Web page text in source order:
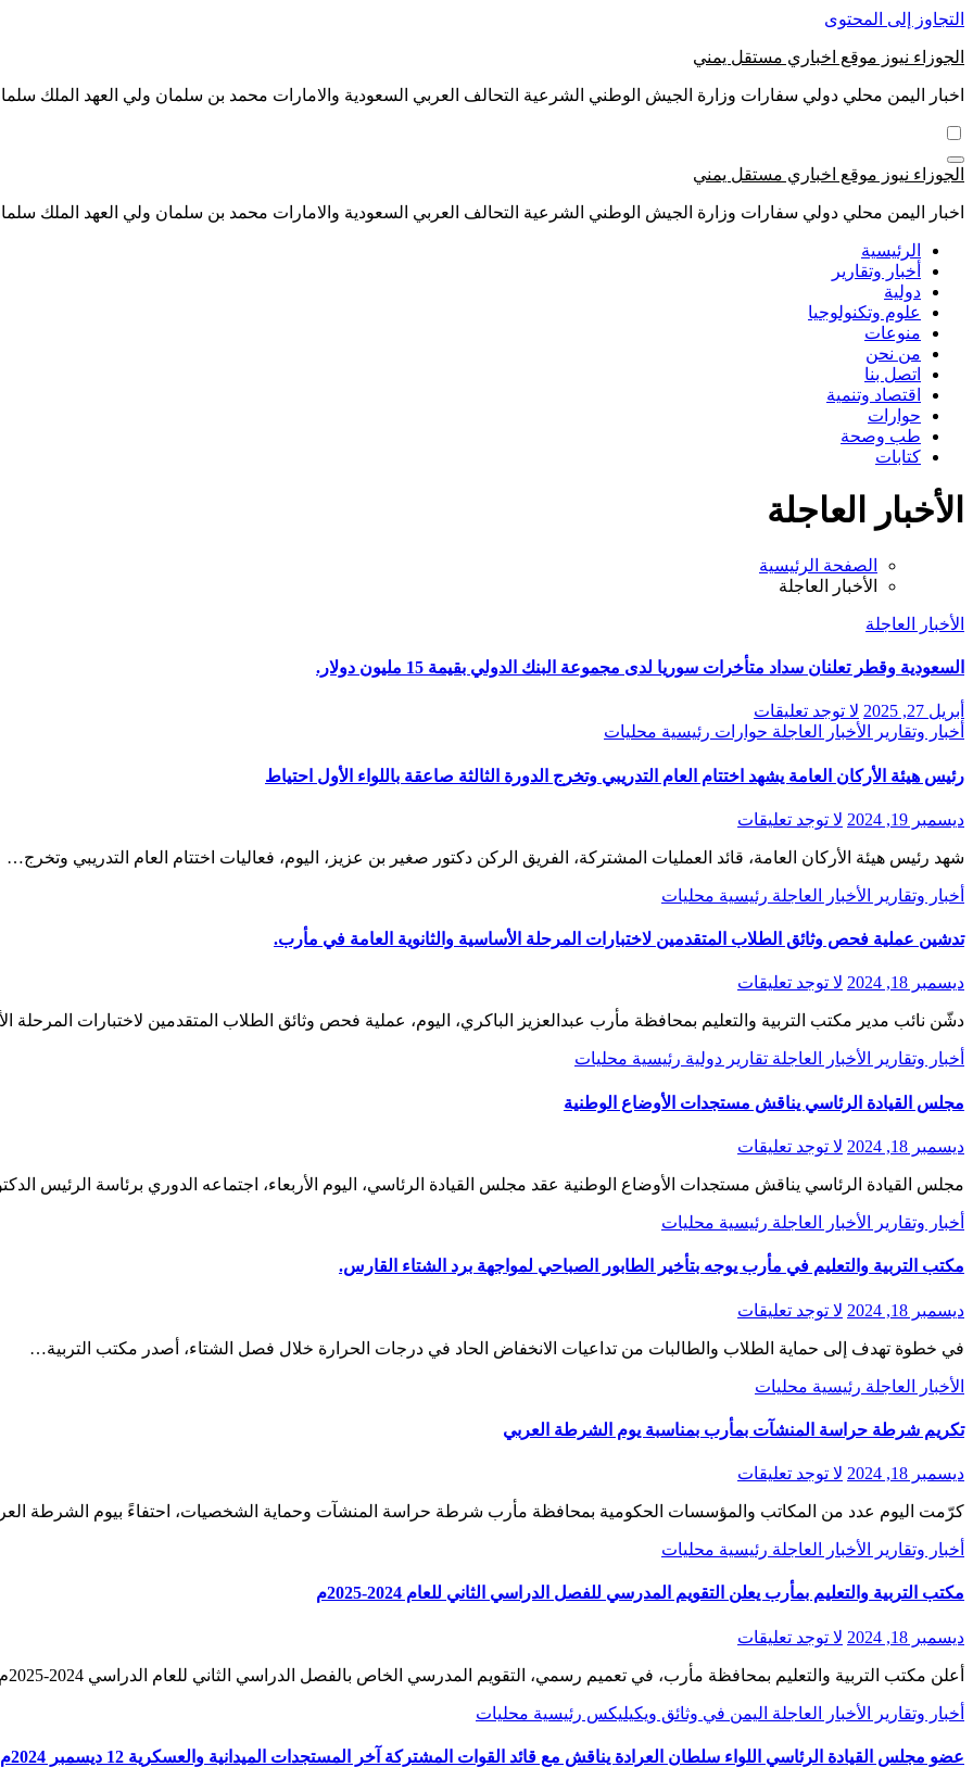
التجاوز إلى المحتوى
الجوزاء نيوز موقع اخباري مستقل يمني
اخبار اليمن محلي دولي سفارات وزارة الجيش الوطني الشرعية التحالف العربي السعودية والامارات محمد بن سلمان ولي العهد الملك
الجوزاء نيوز موقع اخباري مستقل يمني
اخبار اليمن محلي دولي سفارات وزارة الجيش الوطني الشرعية التحالف العربي السعودية والامارات محمد بن سلمان ولي العهد الملك
الرئيسية
أخبار وتقارير
دولية
علوم وتكنولوجيا
منوعات
من نحن
اتصل بنا
اقتصاد وتنمية
حوارات
طب وصحة
كتابات
الأخبار العاجلة
الصفحة الرئيسية
الأخبار العاجلة
الأخبار العاجلة
السعودية وقطر تعلنان سداد متأخرات سوريا لدى مجموعة البنك الدولي بقيمة 15 مليون دولار.
أبريل 27, 2025
لا توجد تعليقات
أخبار وتقارير
الأخبار العاجلة حوارات رئيسية محليات
رئيس هيئة الأركان العامة يشهد اختتام العام التدريبي وتخرج الدورة الثالثة صاعقة باللواء الأول احتياط
ديسمبر 19, 2024 لا توجد تعليقات
شهد رئيس هيئة الأركان العامة، قائد العمليات المشتركة، الفريق الركن دكتور صغير بن عزيز، اليوم، فعاليات اختتام العام التدريبي وتخرج…
أخبار وتقارير الأخبار العاجلة رئيسية محليات
تدشين عملية فحص وثائق الطلاب المتقدمين لاختبارات المرحلة الأساسية والثانوية العامة في مأرب.
ديسمبر 18, 2024 لا توجد تعليقات
دشّن نائب مدير مكتب التربية والتعليم بمحافظة مأرب عبدالعزيز الباكري، اليوم، عملية فحص وثائق الطلاب المتقدمين لاختبارات المرحلة
أخبار وتقارير الأخبار العاجلة تقارير دولية رئيسية محليات
مجلس القيادة الرئاسي يناقش مستجدات الأوضاع الوطنية
ديسمبر 18, 2024 لا توجد تعليقات
مجلس القيادة الرئاسي يناقش مستجدات الأوضاع الوطنية عقد مجلس القيادة الرئاسي، اليوم الأربعاء، اجتماعه الدوري برئاسة الرئيس
أخبار وتقارير الأخبار العاجلة رئيسية محليات
مكتب التربية والتعليم في مأرب يوجه بتأخير الطابور الصباحي لمواجهة برد الشتاء القارس.
ديسمبر 18, 2024 لا توجد تعليقات
في خطوة تهدف إلى حماية الطلاب والطالبات من تداعيات الانخفاض الحاد في درجات الحرارة خلال فصل الشتاء، أصدر مكتب التربية…
الأخبار العاجلة رئيسية محليات
تكريم شرطة حراسة المنشآت بمأرب بمناسبة يوم الشرطة العربي
ديسمبر 18, 2024 لا توجد تعليقات
كرّمت اليوم عدد من المكاتب والمؤسسات الحكومية بمحافظة مأرب شرطة حراسة المنشآت وحماية الشخصيات، احتفاءً بيوم الشرطة العربي
أخبار وتقارير الأخبار العاجلة رئيسية محليات
مكتب التربية والتعليم بمأرب يعلن التقويم المدرسي للفصل الدراسي الثاني للعام 2024-2025م
ديسمبر 18, 2024 لا توجد تعليقات
أعلن مكتب التربية والتعليم بمحافظة مأرب، في تعميم رسمي، التقويم المدرسي الخاص بالفصل الدراسي الثاني للعام الدراسي 2024-2025م. وتضمن التعميم…
أخبار وتقارير الأخبار العاجلة اليمن في وثائق ويكيليكس رئيسية محليات
عضو مجلس القيادة الرئاسي اللواء سلطان العرادة يناقش مع قائد القوات المشتركة آخر المستجدات الميدانية والعسكرية 12 ديسمبر 2024م